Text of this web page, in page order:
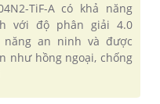
TiF-A có khả năng
với độ phân giải 4.0
an ninh và được
như hồng ngoại, chống